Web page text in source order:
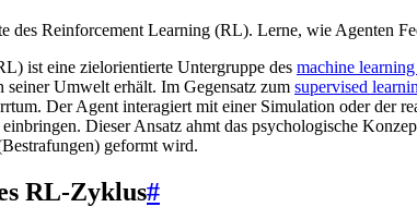
des Reinforcement Learning (RL). Lerne, wie Agenten
ist eine zielorientierte Untergruppe des machine
seiner Umwelt erhält. Im Gegensatz zum supervised
Der Agent interagiert mit einer Simulation oder der
Dieser Ansatz ahmt das psychologische
geformt wird.
RL-Zyklus#